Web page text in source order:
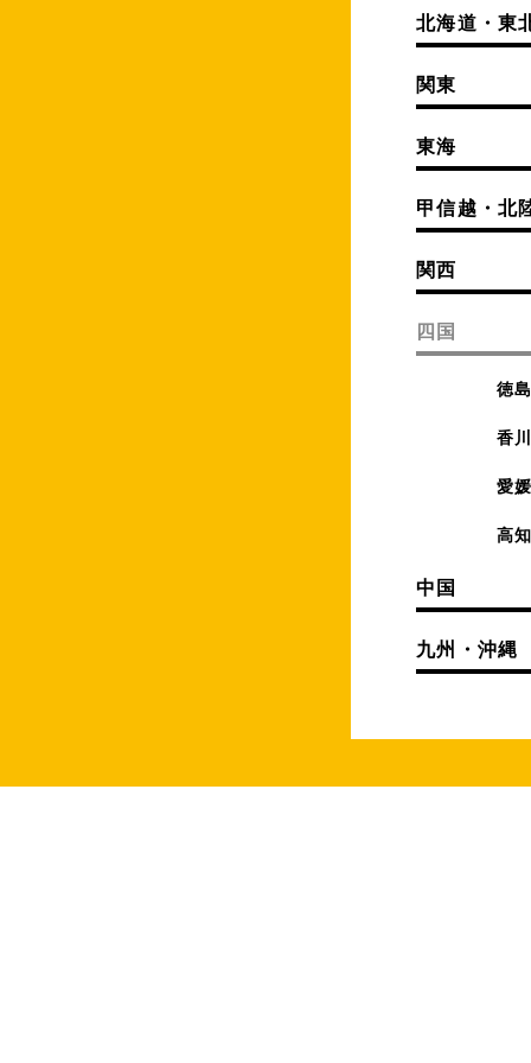
北海道・東
関東
東海
甲信越・北
関西
四国
徳
香
愛
高
中国
九州・沖縄